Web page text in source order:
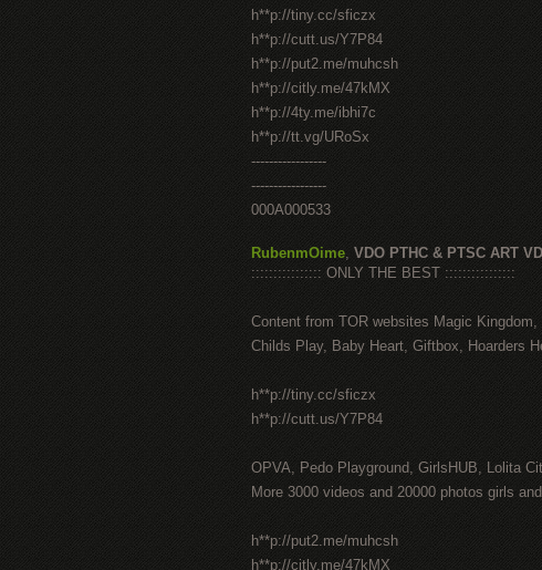
h**p://tiny.cc/sficzx
h**p://cutt.us/Y7P84
h**p://put2.me/muhcsh
h**p://citly.me/47kMX
h**p://4ty.me/ibhi7c
h**p://tt.vg/URoSx
-----------------
-----------------
000A000533
RubenmOime, VDO PTHC & PTSC ART VD
:::::::::::::::: ONLY THE BEST ::::::::::::::::
Content from TOR websites Magic Kingdom,
Childs Play, Baby Heart, Giftbox, Hoarders
h**p://tiny.cc/sficzx
h**p://cutt.us/Y7P84
OPVA, Pedo Playground, GirlsHUB, Lolita
More 3000 videos and 20000 photos girls
h**p://put2.me/muhcsh
h**p://citly.me/47kMX